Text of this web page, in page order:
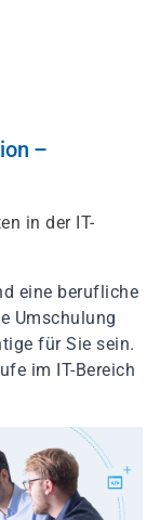
–
in der IT-
eine berufliche
Umschulung
für Sie sein.
im IT-Bereich